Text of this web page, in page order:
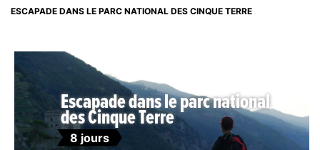
ESCAPADE DANS LE PARC NATIONAL DES CINQUE TERRE
Escapade dans le parc national
des Cinque Terre
8 jours